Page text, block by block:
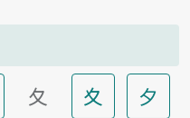
夂 夊
夕